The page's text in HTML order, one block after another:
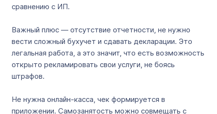
сравнению с ИП.
Важный плюс ― отсутствие отчетности, не нужно
вести сложный бухучет и сдавать декларации. Это
легальная работа, а это значит, что есть возможность
открыто рекламировать свои услуги, не боясь
штрафов.
Не нужна онлайн-касса, чек формируется в
приложении. Самозанятость можно совмещать с